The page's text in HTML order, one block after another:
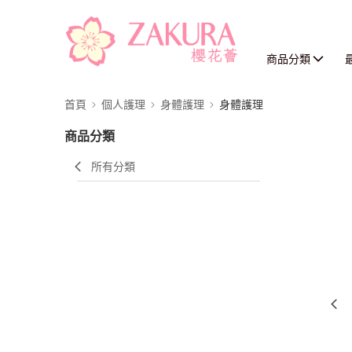
商品分類
首頁 個人護理 身體護理 身體護理
商品分類
所有分類